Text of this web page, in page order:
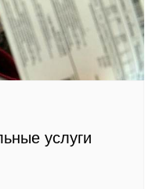
услуги